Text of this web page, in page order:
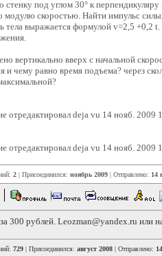
стенку под углом 30° к
модулю скоростью. Найти импульс
тела выражается формулой v=2,5 +0,2
вертикально вверх с начальной
и чему равно время подъема? через
отредактировал deja vu 14 нояб. 2009
отредактировал deja vu 14 нояб. 2009
2 | Присоединился: ноябрь 2009 | Отправлено: 14
рублей. Leozman@yandex.ru или
729 | Присоединился: август 2008 | Отправлено: